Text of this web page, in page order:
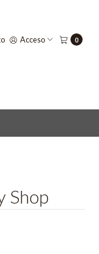
Acceso 0
Shop